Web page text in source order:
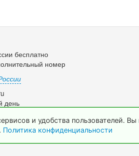
бесплатно
номер
день
www.metaschool.ru
и удобства пользователей.
Политика конфиденциальности